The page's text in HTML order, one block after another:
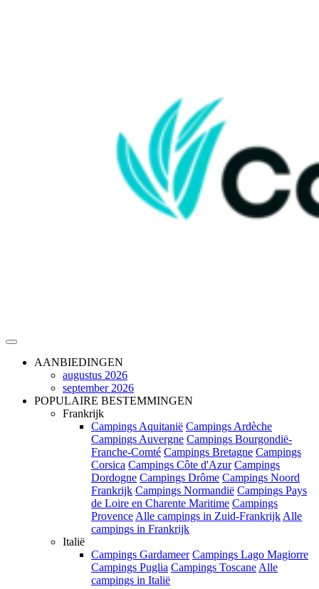
AANBIEDINGEN
augustus 2026
september 2026
POPULAIRE BESTEMMINGEN
Frankrijk
Campings Aquitanië Campings Ardèche
Campings Auvergne Campings Bourgondië-
Franche-Comté Campings Bretagne Campings
Corsica Campings Côte d'Azur Campings
Dordogne Campings Drôme Campings Noord
Frankrijk Campings Normandië Campings Pays
de Loire en Charente Maritime Campings
Provence Alle campings in Zuid-Frankrijk Alle
campings in Frankrijk
Italië
Campings Gardameer Campings Lago Magiorre
Campings Puglia Campings Toscane Alle
campings in Italië